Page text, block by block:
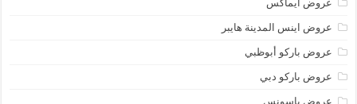
عروض ايماكس
عروض اينس المدينة هايبر
عروض باركو أبوظبي
عروض باركو دبي
عروض باسونس